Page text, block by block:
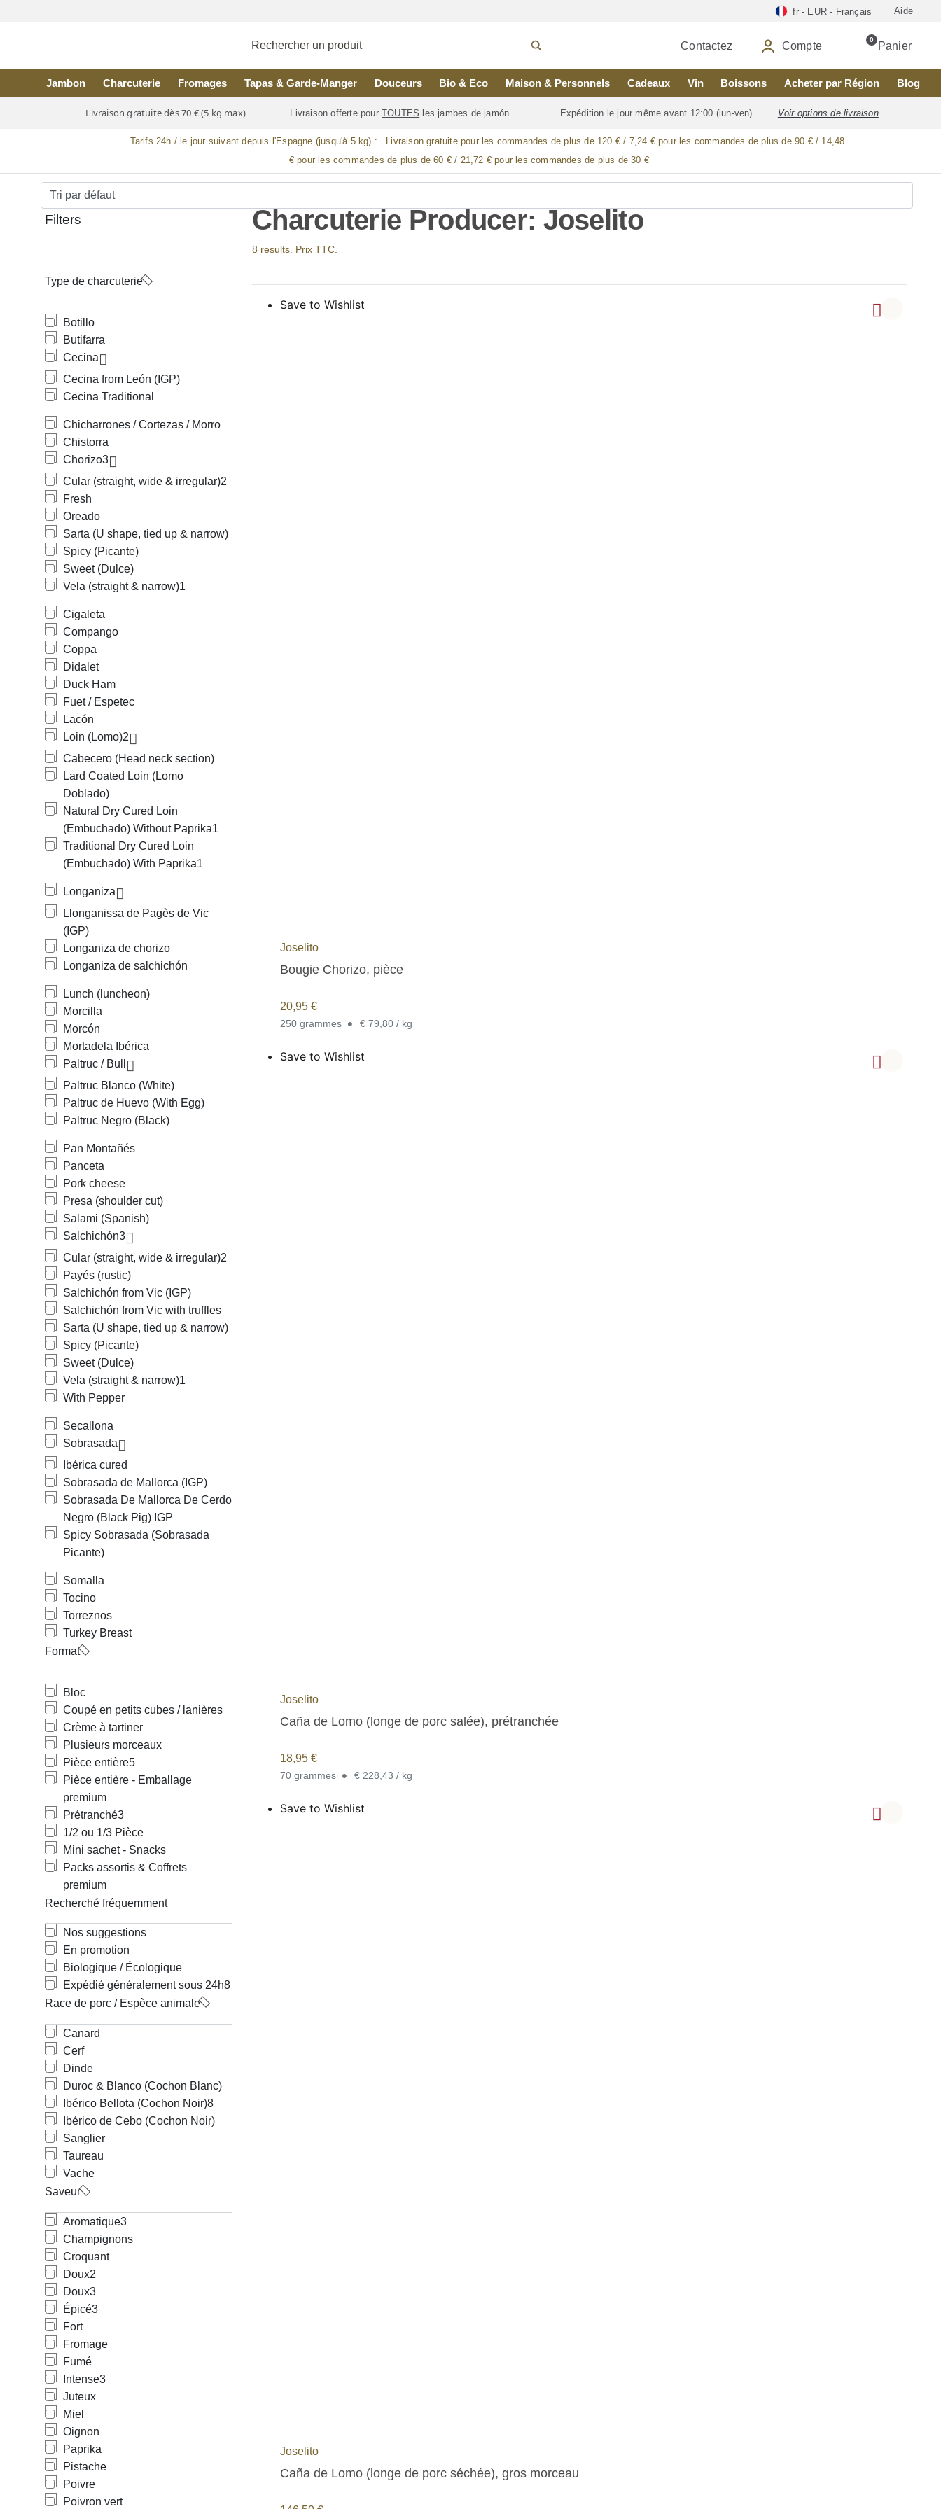
fr - EUR - Français Aide
Contactez Compte 0 Panier
Jambon Charcuterie Fromages Tapas & Garde-Manger Douceurs Bio & Eco Maison & Personnels Cadeaux Vin Boissons Acheter par Région Blog
Livraison gratuite dès 70 € (5 kg max) Livraison offerte pour TOUTES les jambes de jamón Expédition le jour même avant 12:00 (lun-ven) Voir options de livraison
Tarifs 24h / le jour suivant depuis l'Espagne (jusqu'à 5 kg) :
Livraison gratuite pour les commandes de plus de 120 € / 7,24 € pour les commandes de plus de 90 € / 14,48
€ pour les commandes de plus de 60 € / 21,72 € pour les commandes de plus de 30 €
Filters
Type de charcuterie
Botillo
Butifarra
Cecina
Cecina from León (IGP)
Cecina Traditional
Chicharrones / Cortezas / Morro
Chistorra
Chorizo3
Cular (straight, wide & irregular)2
Fresh
Oreado
Sarta (U shape, tied up & narrow)
Spicy (Picante)
Sweet (Dulce)
Vela (straight & narrow)1
Cigaleta
Compango
Coppa
Didalet
Duck Ham
Fuet / Espetec
Lacón
Loin (Lomo)2
Cabecero (Head neck section)
Lard Coated Loin (Lomo
Doblado)
Natural Dry Cured Loin
(Embuchado) Without Paprika1
Traditional Dry Cured Loin
(Embuchado) With Paprika1
Longaniza
Llonganissa de Pagès de Vic
(IGP)
Longaniza de chorizo
Longaniza de salchichón
Lunch (luncheon)
Morcilla
Morcón
Mortadela Ibérica
Paltruc / Bull
Paltruc Blanco (White)
Paltruc de Huevo (With Egg)
Paltruc Negro (Black)
Pan Montañés
Panceta
Pork cheese
Presa (shoulder cut)
Salami (Spanish)
Salchichón3
Cular (straight, wide & irregular)2
Payés (rustic)
Salchichón from Vic (IGP)
Salchichón from Vic with truffles
Sarta (U shape, tied up & narrow)
Spicy (Picante)
Sweet (Dulce)
Vela (straight & narrow)1
With Pepper
Secallona
Sobrasada
Ibérica cured
Sobrasada de Mallorca (IGP)
Sobrasada De Mallorca De Cerdo
Negro (Black Pig) IGP
Spicy Sobrasada (Sobrasada
Picante)
Somalla
Tocino
Torreznos
Turkey Breast
Format
Bloc
Coupé en petits cubes / lanières
Crème à tartiner
Plusieurs morceaux
Pièce entière5
Pièce entière - Emballage
premium
Prétranché3
1/2 ou 1/3 Pièce
Mini sachet - Snacks
Packs assortis & Coffrets
premium
Recherché fréquemment
Nos suggestions
En promotion
Biologique / Écologique
Expédié généralement sous 24h8
Race de porc / Espèce animale
Canard
Cerf
Dinde
Duroc & Blanco (Cochon Blanc)
Ibérico Bellota (Cochon Noir)8
Ibérico de Cebo (Cochon Noir)
Sanglier
Taureau
Vache
Saveur
Aromatique3
Champignons
Croquant
Doux2
Doux3
Épicé3
Fort
Fromage
Fumé
Intense3
Juteux
Miel
Oignon
Paprika
Pistache
Poivre
Poivron vert
Charcuterie Producer: Joselito
8 results. Prix TTC.
Save to Wishlist
Joselito
Bougie Chorizo, pièce
20,95 €
250 grammes • € 79,80 / kg
Save to Wishlist
Joselito
Caña de Lomo (longe de porc salée), prétranchée
18,95 €
70 grammes • € 228,43 / kg
Save to Wishlist
Joselito
Caña de Lomo (longe de porc séchée), gros morceau